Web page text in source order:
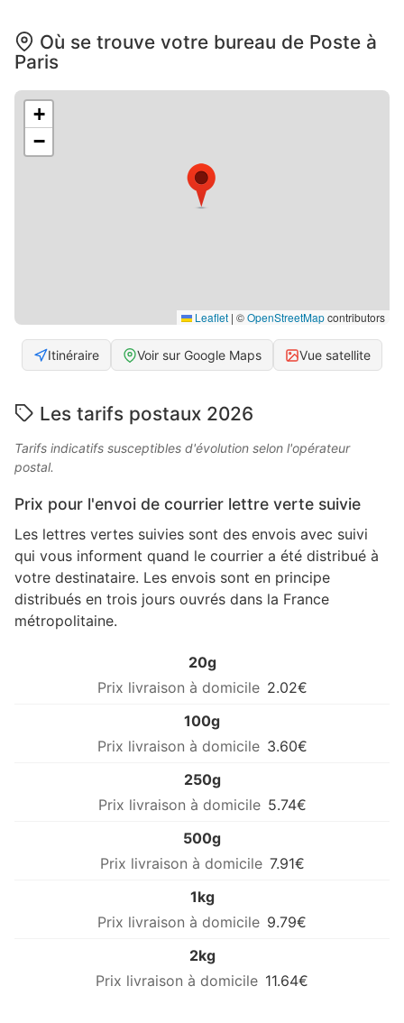
Où se trouve votre bureau de Poste à
Paris
+
−
Leaflet | ©OpenStreetMapcontributors
Itinéraire Voir sur Google Maps Vue satellite
Les tarifs postaux 2026
Tarifs indicatifs susceptibles d'évolution selon l'opérateur
postal.
Prix pour l'envoi de courrier lettre verte suivie
Les lettres vertes suivies sont des envois avec suivi
qui vous informent quand le courrier a été distribué à
votre destinataire. Les envois sont en principe
distribués en trois jours ouvrés dans la France
métropolitaine.
20g
2.02€
100g
3.60€
250g
5.74€
500g
7.91€
1kg
9.79€
2kg
11.64€